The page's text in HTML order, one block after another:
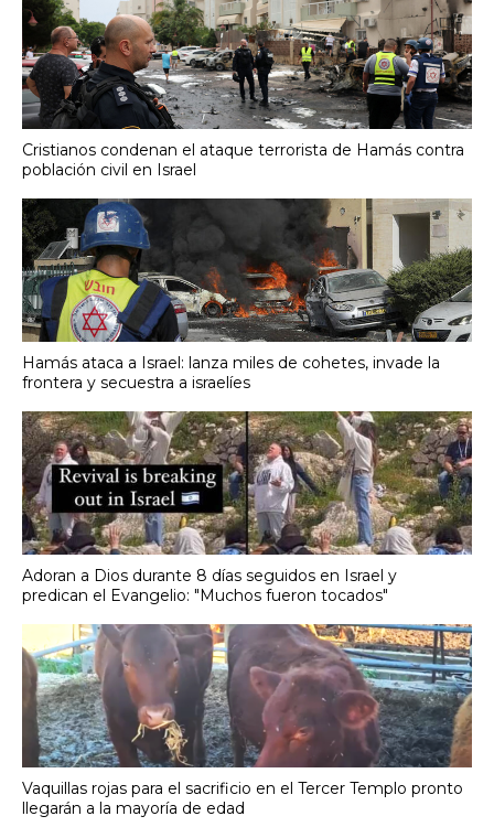
Cristianos condenan el ataque terrorista de Hamás contra
población civil en Israel
Hamás ataca a Israel: lanza miles de cohetes, invade la
frontera y secuestra a israelíes
Adoran a Dios durante 8 días seguidos en Israel y
predican el Evangelio: "Muchos fueron tocados"
Vaquillas rojas para el sacrificio en el Tercer Templo pronto
llegarán a la mayoría de edad